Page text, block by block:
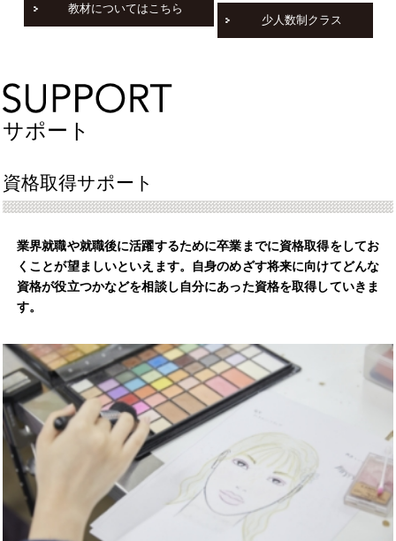
教材についてはこちら
少人数制クラス
サポート
資格取得サポート
業界就職や就職後に活躍するために卒業までに資格取得をしてお
くことが望ましいといえます。自身のめざす将来に向けてどんな
資格が役立つかなどを相談し自分にあった資格を取得していきま
す。